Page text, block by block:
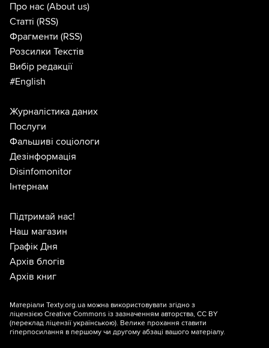
Про нас (About us)
Статті (RSS)
Фрагменти (RSS)
Розсилки Текстів
Вибір редакції
#English
Журналістика даних
Послуги
Фальшиві соціологи
Дезінформація
Disinfomonitor
Інтернам
Підтримай нас!
Наш магазин
Графік Дня
Архів блогів
Архів книг
Матеріали Texty.org.ua можна використовувати згідно з
ліцензією Creative Commons із зазначенням авторства, CC BY
(переклад ліцензії українською). Велике прохання ставити
гіперпосилання в першому чи другому абзаці вашого матеріалу.